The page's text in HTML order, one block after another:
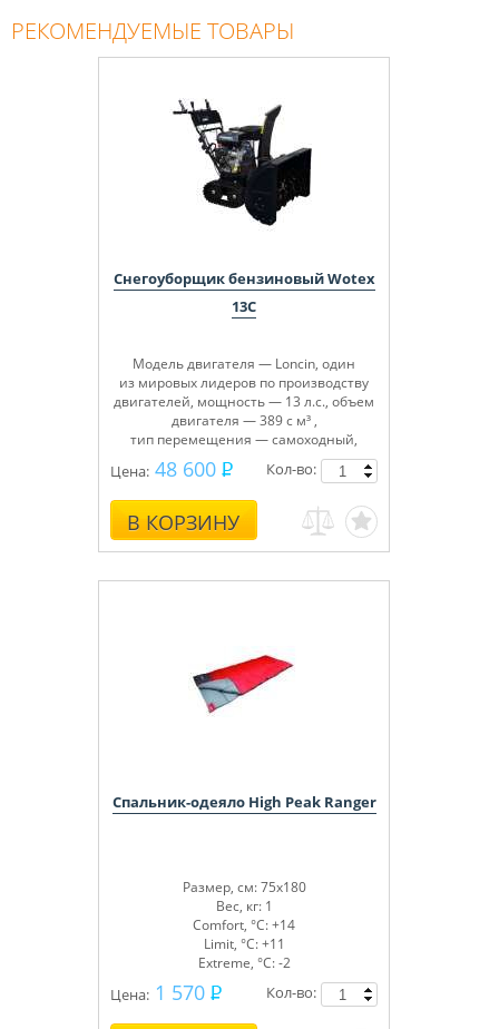
РЕКОМЕНДУЕМЫЕ ТОВАРЫ
Снегоуборщик бензиновый Wotex
13C
Модель двигателя — Loncin, один
из мировых лидеров по производству
двигателей, мощность — 13 л.с., объем
двигателя — 389 с м³ ,
тип перемещения — самоходный,
объем топливного бака — 6,5 л, ширина
захвата — 83 см, высота захвата — 54
см, регулировка высоты желоба — 2
положения джойстиком с панели
оператора, направление
горизонтального выброса снега — 190°,
Цена: 48 600
В КОРЗИНУ
Кол-во:
Спальник-одеяло High Peak Ranger
Размер, см: 75x180
Вес, кг: 1
Comfort, °С: +14
Limit, °С: +11
Extreme, °С: -2
Цена: 1 570
Кол-во: